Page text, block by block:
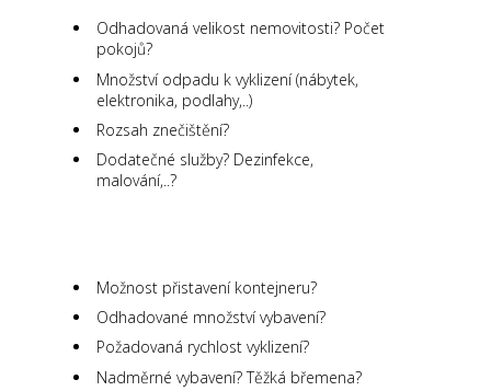
Odhadovaná velikost nemovitosti? Počet
pokojů?
Množství odpadu k vyklizení (nábytek,
elektronika, podlahy,..)
Rozsah znečištění?
Dodatečné služby? Dezinfekce,
malování,..?
Možnost přistavení kontejneru?
Odhadované množství vybavení?
Požadovaná rychlost vyklizení?
Nadměrné vybavení? Těžká břemena?